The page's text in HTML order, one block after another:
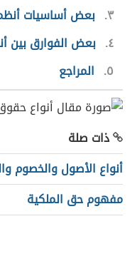
٣ بعض أساسيات
٤ بعض الفوارق بين
٥
المراجع
ذات صلة
أنواع الأصول والخصوم
مفهوم حق الملكية